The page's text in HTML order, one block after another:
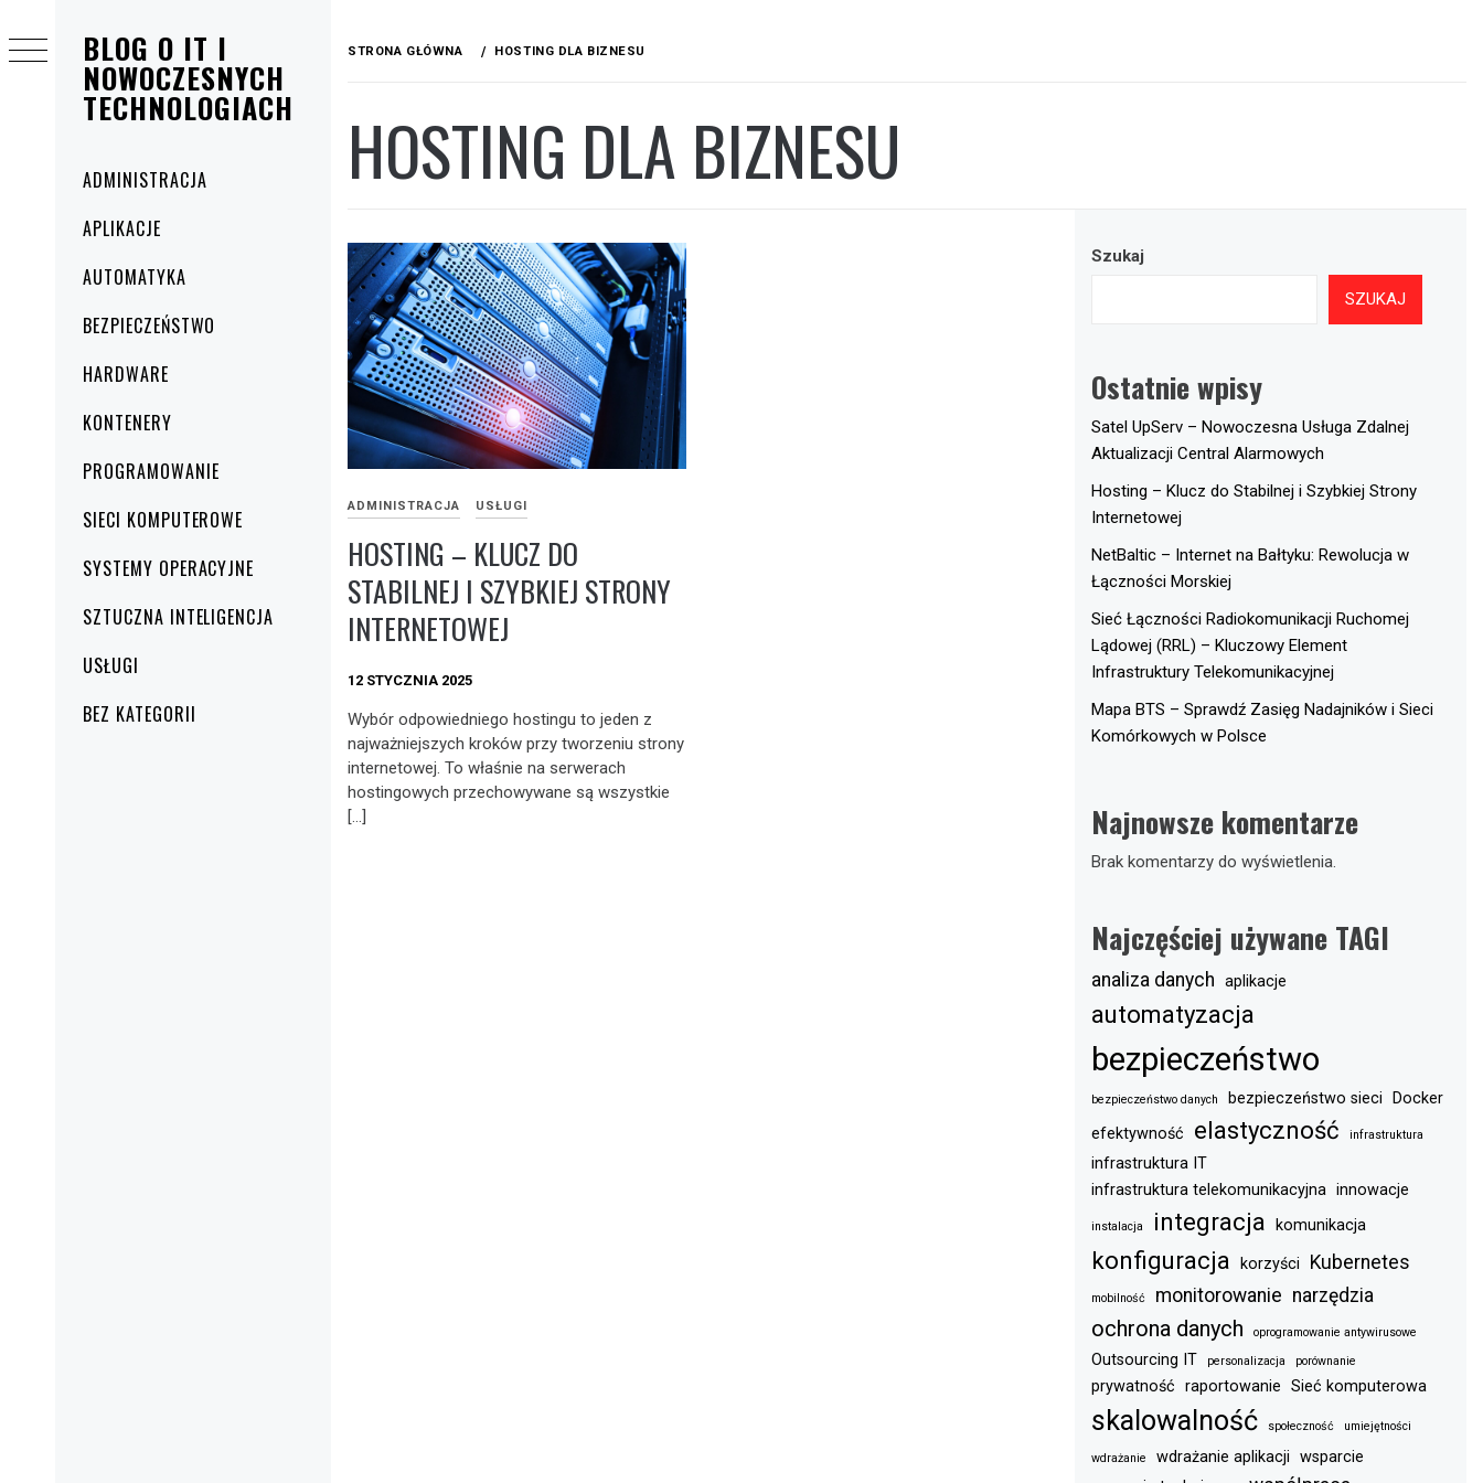
BLOG O IT I
NOWOCZESNYCH
TECHNOLOGIACH
główne
ADMINISTRACJA
APLIKACJE
AUTOMATYKA
BEZPIECZEŃSTWO
HARDWARE
KONTENERY
PROGRAMOWANIE
SIECI KOMPUTEROWE
SYSTEMY OPERACYJNE
SZTUCZNA INTELIGENCJA
USŁUGI
BEZ KATEGORII
do
treści
STRONA GŁÓWNA HOSTING DLA BIZNESU
HOSTING DLA BIZNESU
ADMINISTRACJA USŁUGI
HOSTING – KLUCZ DO
STABILNEJ I SZYBKIEJ STRONY
INTERNETOWEJ
12 STYCZNIA 2025
Wybór odpowiedniego hostingu to jeden z
najważniejszych kroków przy tworzeniu strony
internetowej. To właśnie na serwerach
hostingowych przechowywane są wszystkie
[…]
Szukaj
SZUKAJ
Ostatnie wpisy
Satel UpServ – Nowoczesna Usługa Zdalnej
Aktualizacji Central Alarmowych
Hosting – Klucz do Stabilnej i Szybkiej Strony
Internetowej
NetBaltic – Internet na Bałtyku: Rewolucja w
Łączności Morskiej
Sieć Łączności Radiokomunikacji Ruchomej
Lądowej (RRL) – Kluczowy Element
Infrastruktury Telekomunikacyjnej
Mapa BTS – Sprawdź Zasięg Nadajników i Sieci
Komórkowych w Polsce
Najnowsze komentarze
Brak komentarzy do wyświetlenia.
Najczęściej używane TAGI
analiza danych aplikacje
automatyzacja
bezpieczeństwo
bezpieczeństwo danych bezpieczeństwo sieci
Docker
efektywność
elastyczność infrastruktura
infrastruktura IT
infrastruktura telekomunikacyjna innowacje
instalacja integracja komunikacja
konfiguracja korzyści Kubernetes
mobilność monitorowanie narzędzia
ochrona danych oprogramowanie antywirusowe
Outsourcing IT personalizacja porównanie
prywatność raportowanie Sieć komputerowa
skalowalność społeczność umiejętności
wdrażanie wdrażanie aplikacji wsparcie